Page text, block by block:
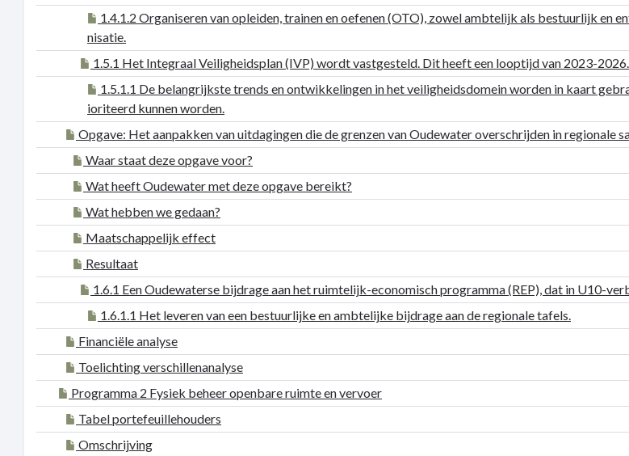
1.4.1.2 Organiseren van opleiden, trainen en oefenen (OTO), zowel ambtelijk als bestuurlijk en
nisatie.
1.5.1 Het Integraal Veiligheidsplan (IVP) wordt vastgesteld. Dit heeft een looptijd van 2023-2026.
1.5.1.1 De belangrijkste trends en ontwikkelingen in het veiligheidsdomein worden in kaart
ioriteerd kunnen worden.
Opgave: Het aanpakken van uitdagingen die de grenzen van Oudewater overschrijden in regionale
Waar staat deze opgave voor?
Wat heeft Oudewater met deze opgave bereikt?
Wat hebben we gedaan?
Maatschappelijk effect
Resultaat
1.6.1 Een Oudewaterse bijdrage aan het ruimtelijk-economisch programma (REP), dat in U10-
1.6.1.1 Het leveren van een bestuurlijke en ambtelijke bijdrage aan de regionale tafels.
Financiële analyse
Toelichting verschillenanalyse
Programma 2 Fysiek beheer openbare ruimte en vervoer
Tabel portefeuillehouders
Omschrijving